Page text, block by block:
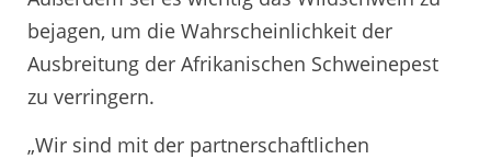
bejagen, um die Wahrscheinlichkeit der
Ausbreitung der Afrikanischen Schweinepest
zu verringern.
„Wir sind mit der partnerschaftlichen